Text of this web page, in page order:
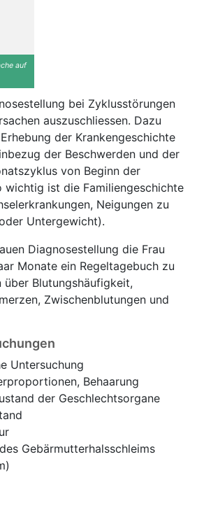
auf
bei Zyklusstörungen
auszuschliessen. Dazu
der Krankengeschichte
der Beschwerden und der
von Beginn der
wichtig ist die Familiengeschichte
Neigungen zu
Untergewicht).
Diagnosestellung die Frau
Monate ein Regeltagebuch zu
Blutungshäufigkeit,
Zwischenblutungen und
Untersuchung
Behaarung
der Geschlechtsorgane
Gebärmutterhalsschleims